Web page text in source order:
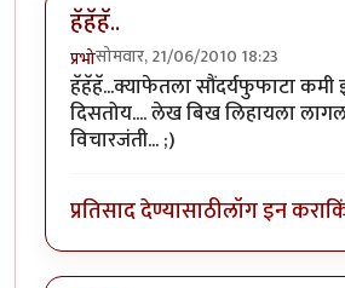
हॅहॅहॅ..
प्रभोसोमवार, 21/06/2010 18:23
हॅहॅहॅ...क्याफेतला सौंदर्यफुफाटा
दिसतोय.... लेख बिख लिहायला
विचारजंती... ;)
प्रतिसाद देण्यासाठीलॉग इन करा